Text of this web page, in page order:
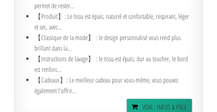
permet de rester...
【Produit】: Le tissu est épais, naturel et confortable, respirant, léger
et sec, avec...
【Classique de la mode】 : le design personnalisé vous rend plus
brillant dans la...
【Instructions de lavage】 : le tissu est épais, dur au toucher, le bord
est renforc...
【Cadeaux】: Le meilleur cadeau pour vous-même, vous pouvez
également l'offrir...
VOIR : INFOS & PRIX